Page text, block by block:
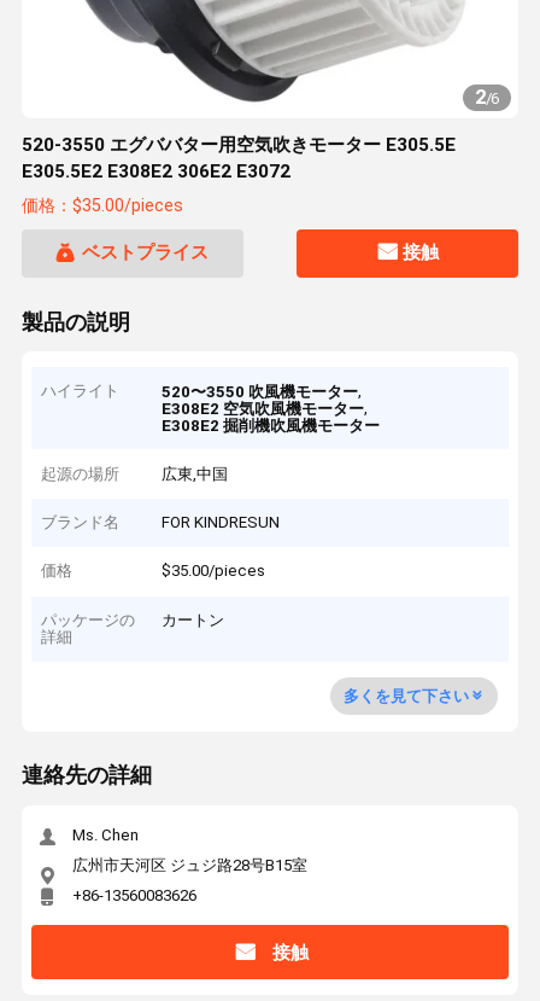
2/6
520-3550 エグババター用空気吹きモーター E305.5E
E305.5E2 E308E2 306E2 E3072
価格：$35.00/pieces
ベストプライス 接触
製品の説明
ハイライト 520〜3550 吹風機モーター,
E308E2 空気吹風機モーター,
E308E2 掘削機吹風機モーター
起源の場所 広東,中国
ブランド名 FOR KINDRESUN
価格 $35.00/pieces
パッケージの
詳細
カートン
多くを見て下さい
連絡先の詳細
Ms. Chen
広州市天河区 ジュジ路28号B15室
+86-13560083626
接触